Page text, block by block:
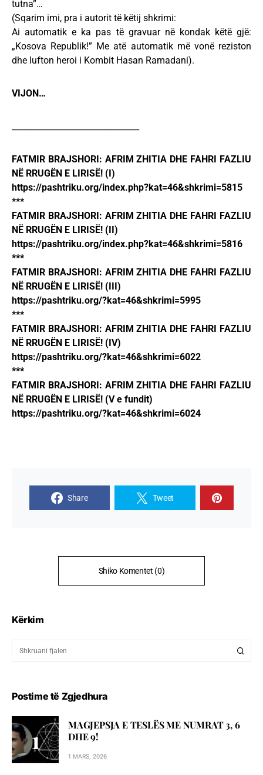
tutna”…
(Sqarim imi, pra i autorit të këtij shkrimi:
Ai automatik e ka pas të gravuar në kondak këtë gjë:
„Kosova Republik!” Me atë automatik më vonë reziston
dhe lufton heroi i Kombit Hasan Ramadani).
VIJON…
FATMIR BRAJSHORI: AFRIM ZHITIA DHE FAHRI FAZLIU
NË RRUGËN E LIRISË! (I)
https://pashtriku.org/index.php?kat=46&shkrimi=5815
***
FATMIR BRAJSHORI: AFRIM ZHITIA DHE FAHRI FAZLIU
NË RRUGËN E LIRISË! (II)
https://pashtriku.org/index.php?kat=46&shkrimi=5816
***
FATMIR BRAJSHORI: AFRIM ZHITIA DHE FAHRI FAZLIU
NË RRUGËN E LIRISË! (III)
https://pashtriku.org/?kat=46&shkrimi=5995
***
FATMIR BRAJSHORI: AFRIM ZHITIA DHE FAHRI FAZLIU
NË RRUGËN E LIRISË! (IV)
https://pashtriku.org/?kat=46&shkrimi=6022
***
FATMIR BRAJSHORI: AFRIM ZHITIA DHE FAHRI FAZLIU
NË RRUGËN E LIRISË! (V e fundit)
https://pashtriku.org/?kat=46&shkrimi=6024
Share Tweet
Shiko Komentet (0)
Kërkim
Postime të Zgjedhura
MAGJEPSJA E TESLËS ME NUMRAT 3, 6
DHE 9!
1 MARS, 2026